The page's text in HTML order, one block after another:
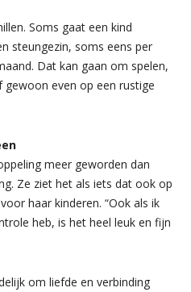
Soms gaat een kind
steungezin, soms eens per
Dat kan gaan om spelen,
even op een rustige
meer geworden dan
Ze ziet het als iets dat ook op
haar kinderen. “Ook als ik
heb, is het heel leuk en fijn
om liefde en verbinding